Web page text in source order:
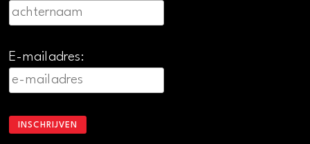
E-mailadres: